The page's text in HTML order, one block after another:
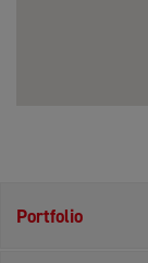
Portfolio